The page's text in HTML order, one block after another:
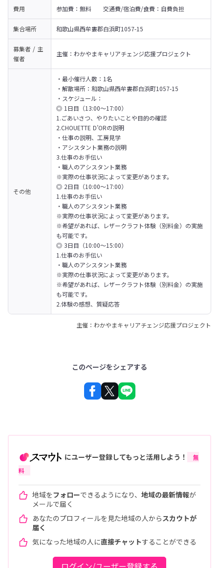
費用 参加費：無料　　交通費/宿泊費/食費：自費負担
集合場所 和歌山県西牟婁郡白浜町1057-15
募集者 / 主
催者
主催：わかやまキャリアチェンジ応援プロジェクト
その他
・最小催行人数：1名
・解散場所：和歌山県西牟婁郡白浜町1057-15
・スケジュール：
◎ 1日目（13:00～17:00）
1.ごあいさつ、やりたいことや目的の確認
2.CHOUETTE D’ORの説明
・仕事の説明、工房見学
・アシスタント業務の説明
3.仕事のお手伝い
・職人のアシスタント業務
※実際の仕事状況によって変更があります。
◎ 2日目（10:00～17:00）
1.仕事のお手伝い
・職人のアシスタント業務
※実際の仕事状況によって変更があります。
※希望があれば、レザークラフト体験（別料金）の実施
も可能です。
◎ 3日目（10:00～15:00）
1.仕事のお手伝い
・職人のアシスタント業務
※実際の仕事状況によって変更があります。
※希望があれば、レザークラフト体験（別料金）の実施
も可能です。
2.体験の感想、質疑応答
主催：わかやまキャリアチェンジ応援プロジェクト
このページをシェアする
にユーザー登録してもっと活用しよう！
無
料
地域をフォローできるようになり、 地域の最新情報が
メールで届く
あなたのプロフィールを見た地域の人から スカウトが
届く
気になった地域の人に直接チャットすることができる